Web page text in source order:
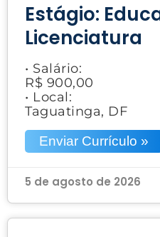
Estágio:
Licenciatura
• Salário:
R$ 900,00
• Local:
Taguatinga, DF
Enviar Currículo »
5 de agosto de 2026